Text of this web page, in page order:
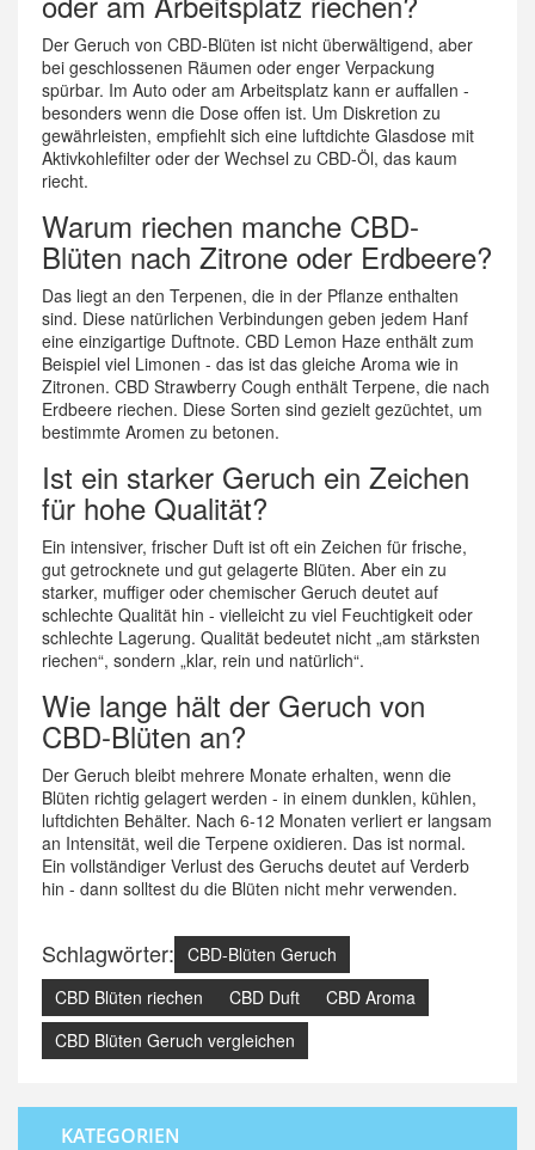
Der Geruch von CBD-Blüten ist nicht überwältigend, aber
bei geschlossenen Räumen oder enger Verpackung
spürbar. Im Auto oder am Arbeitsplatz kann er auffallen -
besonders wenn die Dose offen ist. Um Diskretion zu
gewährleisten, empfiehlt sich eine luftdichte Glasdose mit
Aktivkohlefilter oder der Wechsel zu CBD-Öl, das kaum
riecht.
Warum riechen manche CBD-
Blüten nach Zitrone oder Erdbeere?
Das liegt an den Terpenen, die in der Pflanze enthalten
sind. Diese natürlichen Verbindungen geben jedem Hanf
eine einzigartige Duftnote. CBD Lemon Haze enthält zum
Beispiel viel Limonen - das ist das gleiche Aroma wie in
Zitronen. CBD Strawberry Cough enthält Terpene, die nach
Erdbeere riechen. Diese Sorten sind gezielt gezüchtet, um
bestimmte Aromen zu betonen.
Ist ein starker Geruch ein Zeichen
für hohe Qualität?
Ein intensiver, frischer Duft ist oft ein Zeichen für frische,
gut getrocknete und gut gelagerte Blüten. Aber ein zu
starker, muffiger oder chemischer Geruch deutet auf
schlechte Qualität hin - vielleicht zu viel Feuchtigkeit oder
schlechte Lagerung. Qualität bedeutet nicht „am stärksten
riechen“, sondern „klar, rein und natürlich“.
Wie lange hält der Geruch von
CBD-Blüten an?
Der Geruch bleibt mehrere Monate erhalten, wenn die
Blüten richtig gelagert werden - in einem dunklen, kühlen,
luftdichten Behälter. Nach 6-12 Monaten verliert er langsam
an Intensität, weil die Terpene oxidieren. Das ist normal.
Ein vollständiger Verlust des Geruchs deutet auf Verderb
hin - dann solltest du die Blüten nicht mehr verwenden.
Schlagwörter: CBD-Blüten Geruch
CBD Blüten riechen
CBD Duft
CBD Aroma
CBD Blüten Geruch vergleichen
KATEGORIEN